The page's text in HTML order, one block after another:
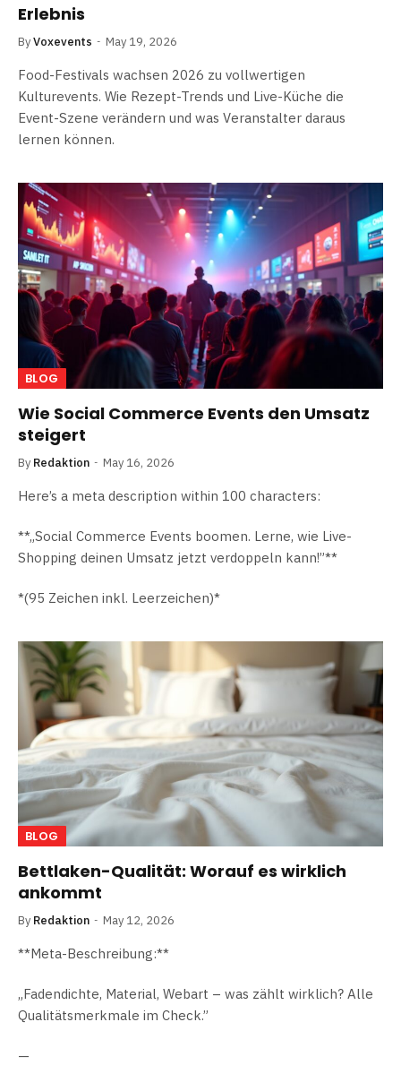
Erlebnis
ByVoxevents May 19, 2026
Food-Festivals wachsen 2026 zu vollwertigen
Kulturevents. Wie Rezept-Trends und Live-Küche die
Event-Szene verändern und was Veranstalter daraus
lernen können.
BLOG
Wie Social Commerce Events den Umsatz
steigert
By Redaktion May 16, 2026
Here’s a meta description within 100 characters:
**„Social Commerce Events boomen. Lerne, wie Live-
Shopping deinen Umsatz jetzt verdoppeln kann!”**
*(95 Zeichen inkl. Leerzeichen)*
BLOG
Bettlaken-Qualität: Worauf es wirklich
ankommt
By Redaktion May 12, 2026
**Meta-Beschreibung:**
„Fadendichte, Material, Webart – was zählt wirklich? Alle
Qualitätsmerkmale im Check.”
—